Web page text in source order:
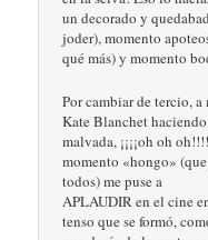
un decorado y
joder), momento
qué más) y momento
Por cambiar de tercio,
Kate Blanchet
malvada, ¡¡¡¡oh oh
momento «hongo»
todos) me puse a
APLAUDIR en el cine
tenso que se formó,